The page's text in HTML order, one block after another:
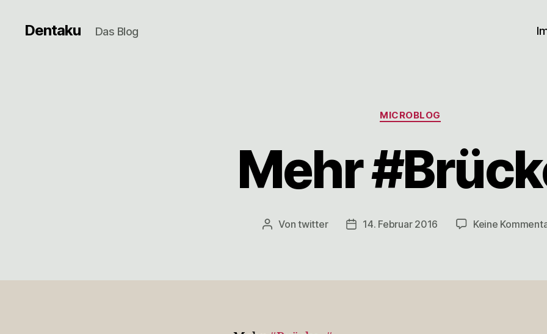
Dentaku Das Blog
Kategorien
MICROBLOG
Mehr
Beitragsautor
Vontwitter Veröffentlichungsdatum
14. Februar 2016 Keine